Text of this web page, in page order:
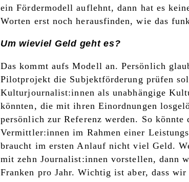
ein Fördermodell auflehnt, dann hat es
Worten erst noch herausfinden, wie das
Um wieviel Geld geht es?
Das kommt aufs Modell an. Persönlich
Pilotprojekt die Subjektförderung prüfen
Kulturjournalist:innen als unabhängige
könnten, die mit ihren Einordnungen
persönlich zur Referenz werden. So könnte
Vermittler:innen im Rahmen einer
braucht im ersten Anlauf nicht viel Geld.
mit zehn Journalist:innen vorstellen, dann
Franken pro Jahr. Wichtig ist aber, dass